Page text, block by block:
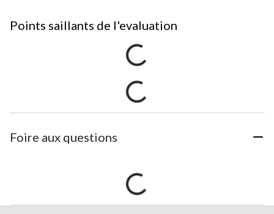
Points saillants de l'evaluation
Foire aux questions